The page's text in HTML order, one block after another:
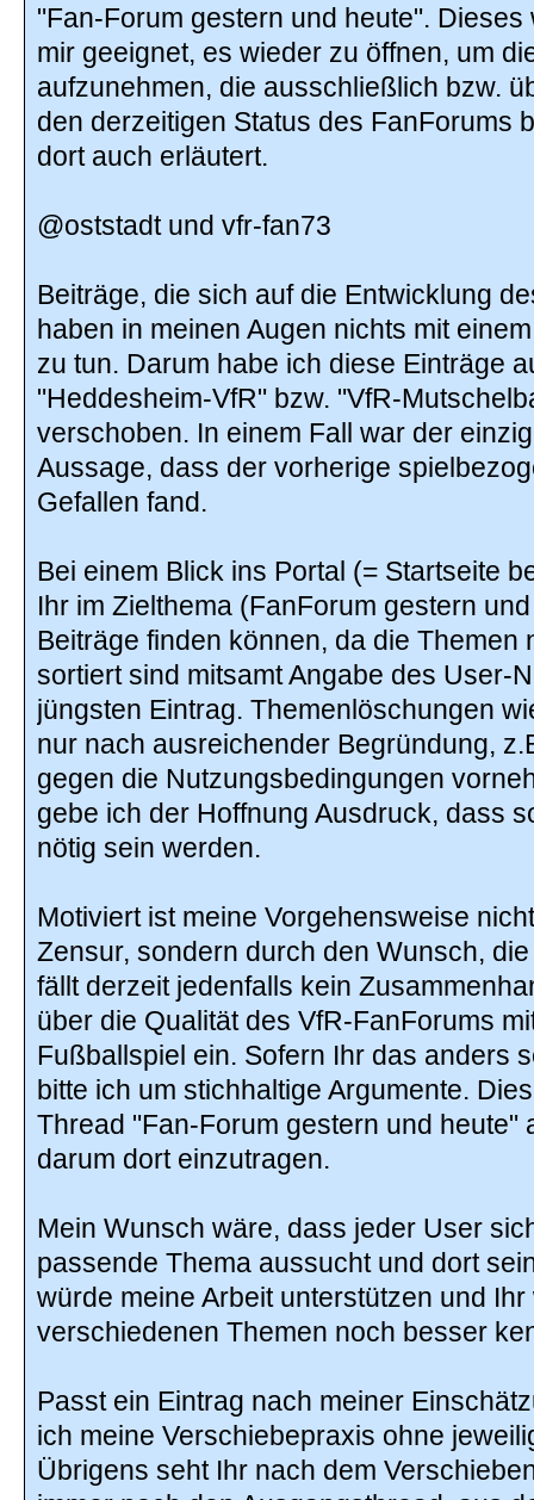
"Fan-Forum gestern und heute".
mir geeignet, es wieder zu öffnen, um
aufzunehmen, die ausschließlich bzw.
den derzeitigen Status des FanForums
dort auch erläutert.
@oststadt und vfr-fan73
Beiträge, die sich auf die Entwicklung
haben in meinen Augen nichts mit
zu tun. Darum habe ich diese Einträge
"Heddesheim-VfR" bzw. "VfR-
verschoben. In einem Fall war der
Aussage, dass der vorherige
Gefallen fand.
Bei einem Blick ins Portal (= Startseite
Ihr im Zielthema (FanForum gestern
Beiträge finden können, da die Themen
sortiert sind mitsamt Angabe des User-
jüngsten Eintrag. Themenlöschungen
nur nach ausreichender Begründung,
gegen die Nutzungsbedingungen
gebe ich der Hoffnung Ausdruck, dass
nötig sein werden.
Motiviert ist meine Vorgehensweise
Zensur, sondern durch den Wunsch,
fällt derzeit jedenfalls kein
über die Qualität des VfR-FanForums
Fußballspiel ein. Sofern Ihr das anders
bitte ich um stichhaltige Argumente.
Thread "Fan-Forum gestern und heute"
darum dort einzutragen.
Mein Wunsch wäre, dass jeder User
passende Thema aussucht und dort
würde meine Arbeit unterstützen und
verschiedenen Themen noch besser
Passt ein Eintrag nach meiner
ich meine Verschiebepraxis ohne
Übrigens seht Ihr nach dem